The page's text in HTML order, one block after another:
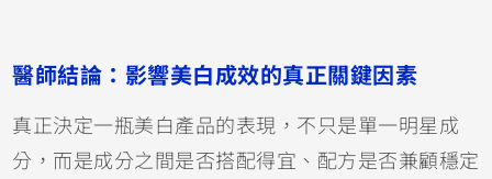
醫師結論：影響美白成效的真正關鍵因素
真正決定一瓶美白產品的表現，不只是單一明星成
分，而是成分之間是否搭配得宜、配方是否兼顧穩定